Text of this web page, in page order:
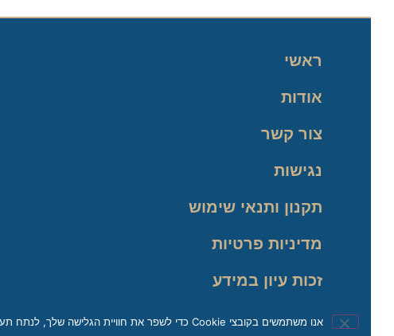
ראשי
אודות
צור קשר
נגישות
תקנון ותנאי שימוש
מדיניות פרטיות
זכות עיון במידע
אנו משתמשים בקובצי Cookie כדי לשפר את חוויית הגלישה שלך, לנתח תעבורה ולהתאים את התוכן באופן אישי. בהמשך השימוש באתר, את/ה מאשר/ת את השימוש שלנו בקובצי Cookie